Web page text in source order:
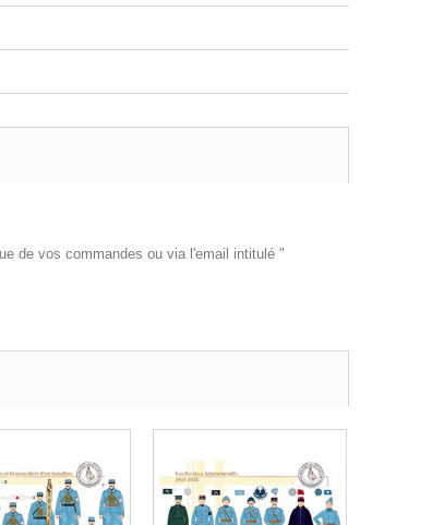
de vos commandes ou via l'email intitulé "